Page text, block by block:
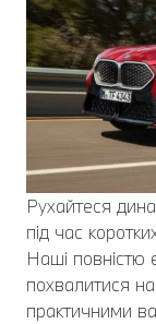
Рухайтеся
під час
Наші повністю
похвалитися
практичними